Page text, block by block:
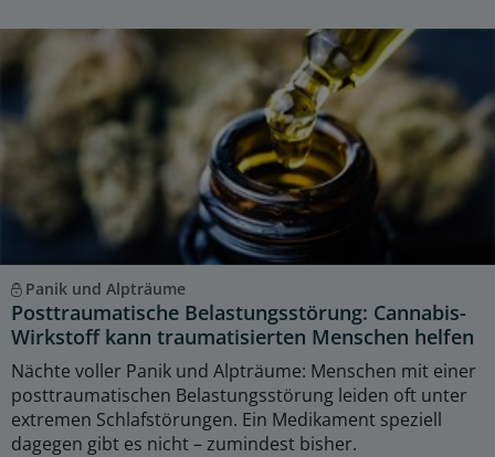
Panik und Alpträume
Posttraumatische Belastungsstörung: Cannabis-
Wirkstoff kann traumatisierten Menschen helfen
Nächte voller Panik und Alpträume: Menschen mit einer
posttraumatischen Belastungsstörung leiden oft unter
extremen Schlafstörungen. Ein Medikament speziell
dagegen gibt es nicht – zumindest bisher.